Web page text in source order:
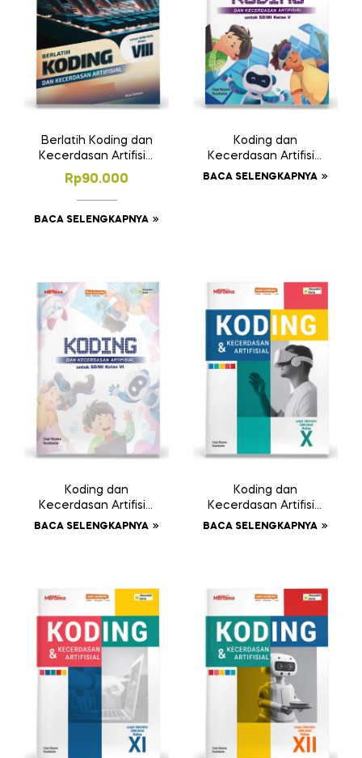
Berlatih Koding dan
Kecerdasan Artifisial
SMP/MTs Kelas VIII
Rp90.000
BACA SELENGKAPNYA
Koding dan
Kecerdasan Artifisial
SD/MI Kelas V
BACA SELENGKAPNYA
Koding dan
Kecerdasan Artifisial
SD/MI Kelas VI
BACA SELENGKAPNYA
Koding dan
Kecerdasan Artifisial
SMA/MA/SMK/MAK
BACA SELENGKAPNYA